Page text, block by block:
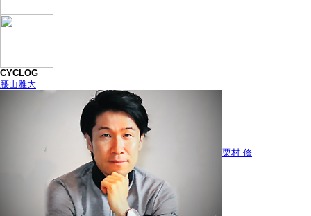
CYCLOG
腰山雅大
栗村 修